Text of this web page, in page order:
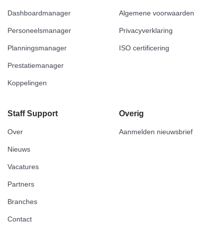
Dashboardmanager
Personeelsmanager
Planningsmanager
Prestatiemanager
Koppelingen
Algemene voorwaarden
Privacyverklaring
ISO certificering
Staff Support
Over
Nieuws
Vacatures
Partners
Branches
Contact
Overig
Aanmelden nieuwsbrief